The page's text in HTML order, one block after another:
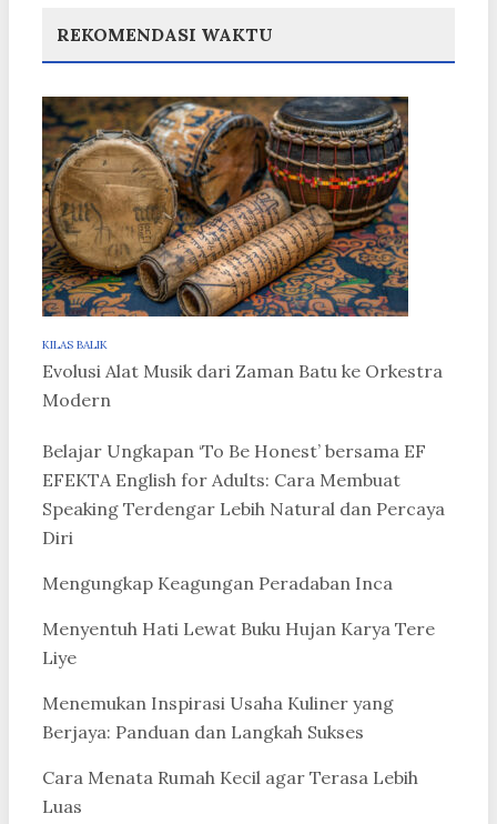
REKOMENDASI WAKTU
KILAS BALIK
Evolusi Alat Musik dari Zaman Batu ke Orkestra
Modern
Belajar Ungkapan ‘To Be Honest’ bersama EF
EFEKTA English for Adults: Cara Membuat
Speaking Terdengar Lebih Natural dan Percaya
Diri
Mengungkap Keagungan Peradaban Inca
Menyentuh Hati Lewat Buku Hujan Karya Tere
Liye
Menemukan Inspirasi Usaha Kuliner yang
Berjaya: Panduan dan Langkah Sukses
Cara Menata Rumah Kecil agar Terasa Lebih
Luas